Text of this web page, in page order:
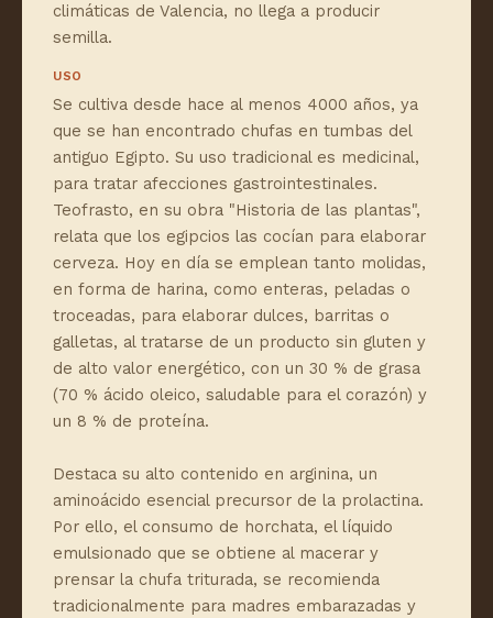
climáticas de Valencia, no llega a producir
semilla.
USO
Se cultiva desde hace al menos 4000 años, ya
que se han encontrado chufas en tumbas del
antiguo Egipto. Su uso tradicional es medicinal,
para tratar afecciones gastrointestinales.
Teofrasto, en su obra "Historia de las plantas",
relata que los egipcios las cocían para elaborar
cerveza. Hoy en día se emplean tanto molidas,
en forma de harina, como enteras, peladas o
troceadas, para elaborar dulces, barritas o
galletas, al tratarse de un producto sin gluten y
de alto valor energético, con un 30 % de grasa
(70 % ácido oleico, saludable para el corazón) y
un 8 % de proteína.
Destaca su alto contenido en arginina, un
aminoácido esencial precursor de la prolactina.
Por ello, el consumo de horchata, el líquido
emulsionado que se obtiene al macerar y
prensar la chufa triturada, se recomienda
tradicionalmente para madres embarazadas y